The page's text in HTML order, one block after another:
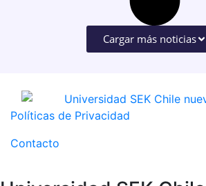
Cargar más noticias
Políticas de Privacidad
Contacto